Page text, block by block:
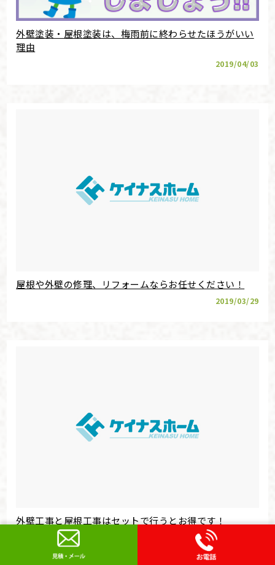
外壁塗装・屋根塗装は、梅雨前に終わらせたほうがいい
理由
2019/04/03
屋根や外壁の修理、リフォームならお任せください！
2019/03/29
外壁工事と屋根工事はセットで行うとお得です！
2019/03/26